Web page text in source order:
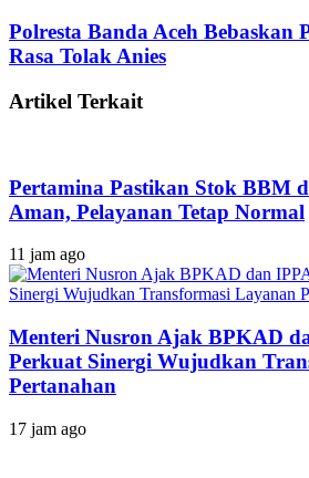
Polresta Banda Aceh Bebaskan
Rasa Tolak Anies
Artikel Terkait
Pertamina Pastikan Stok BBM
Aman, Pelayanan Tetap Normal
11 jam ago
Menteri Nusron Ajak BPKAD
Perkuat Sinergi Wujudkan
Pertanahan
17 jam ago